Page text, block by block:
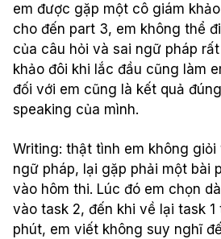
em được gặp một cô giám khảo
cho đến part 3, em không thể đi
của câu hỏi và sai ngữ pháp rất
khảo đôi khi lắc đầu cũng làm
đối với em cũng là kết quả đúng
speaking của mình.
Writing: thật tình em không giỏi
ngữ pháp, lại gặp phải một bài
vào hôm thi. Lúc đó em chọn
vào task 2, đến khi về lại task 1
phút, em viết không suy nghĩ